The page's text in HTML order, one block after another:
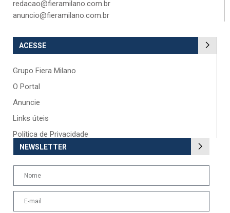
redacao@fieramilano.com.br
anuncio@fieramilano.com.br
ACESSE
Grupo Fiera Milano
O Portal
Anuncie
Links úteis
Política de Privacidade
NEWSLETTER